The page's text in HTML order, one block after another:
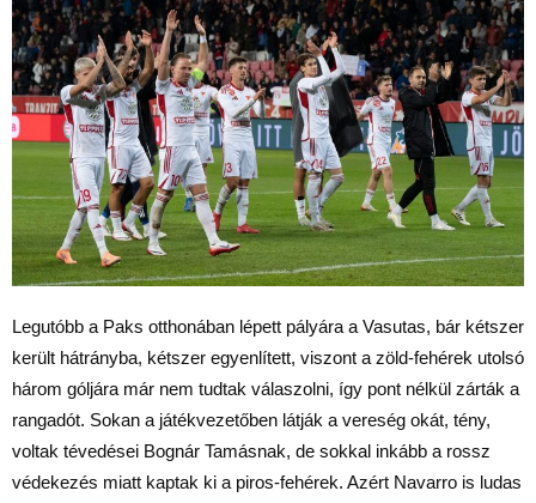
Legutóbb a Paks otthonában lépett pályára a Vasutas, bár kétszer
került hátrányba, kétszer egyenlített, viszont a zöld-fehérek utolsó
három góljára már nem tudtak válaszolni, így pont nélkül zárták a
rangadót. Sokan a játékvezetőben látják a vereség okát, tény,
voltak tévedései Bognár Tamásnak, de sokkal inkább a rossz
védekezés miatt kaptak ki a piros-fehérek. Azért Navarro is ludas